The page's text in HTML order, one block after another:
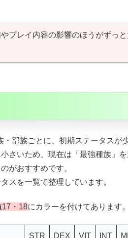
プレイ内容の影響のほうがずっ
部族ごとに、初期ステータスが
さいため、現在は「最強種族」
がおすすめです。
スを一覧で整理しています。
17・18にカラーを付けてあります。
STR DEX VIT INT